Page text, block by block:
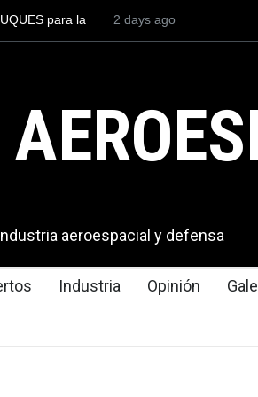
para la
Entrenar a un piloto
cuesta 2.9 millones de
2 days ago
aeroespacial y defensa
Industria Opinión